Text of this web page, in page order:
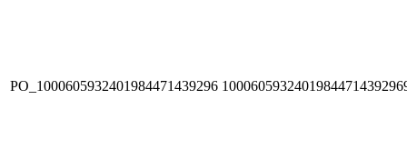
PO_1000605932401984471439296